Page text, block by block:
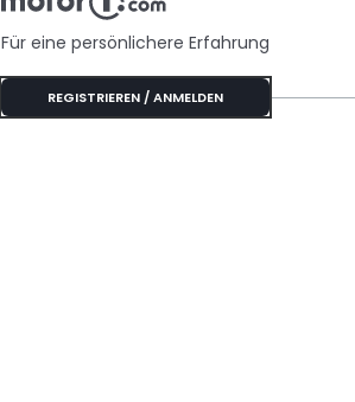
Specials
Für eine persönlichere Erfahrung
REGISTRIEREN / ANMELDEN